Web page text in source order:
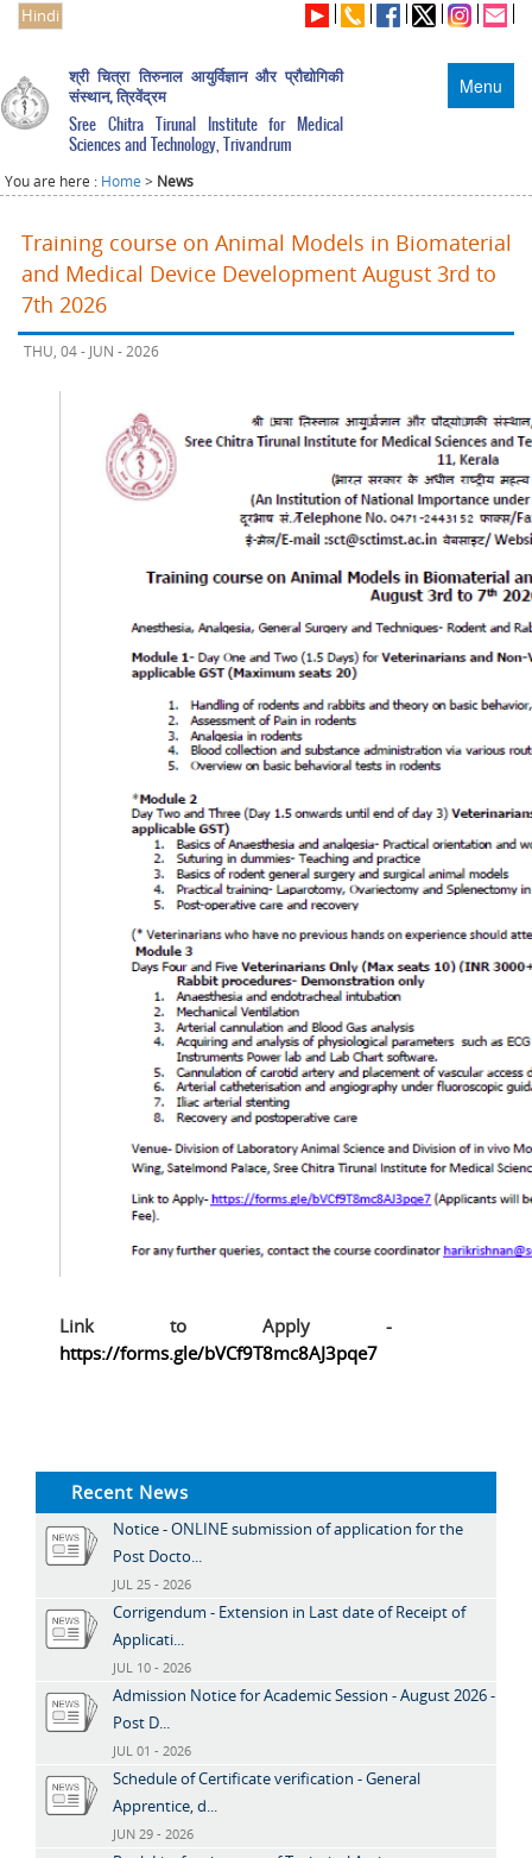
Hindi
Menu
श्री चित्रा तिरुनाल आयुर्विज्ञान और प्रौद्योगिकी
संस्थान, त्रिवेंद्रम
Sree Chitra Tirunal Institute for Medical
Sciences and Technology, Trivandrum
You are here : Home > News
Training course on Animal Models in Biomaterial
and Medical Device Development August 3rd to
7th 2026
THU, 04 - JUN - 2026
Link to Apply -
https://forms.gle/bVCf9T8mc8AJ3pqe7
Recent News
Notice - ONLINE submission of application for the
Post Docto...
JUL 25 - 2026
Corrigendum - Extension in Last date of Receipt of
Applicati...
JUL 10 - 2026
Admission Notice for Academic Session - August 2026 -
Post D...
JUL 01 - 2026
Schedule of Certificate verification - General
Apprentice, d...
JUN 29 - 2026